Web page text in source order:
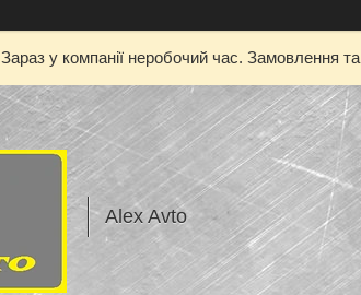
Зараз у компанії неробочий час. Замовлення
Alex Avto